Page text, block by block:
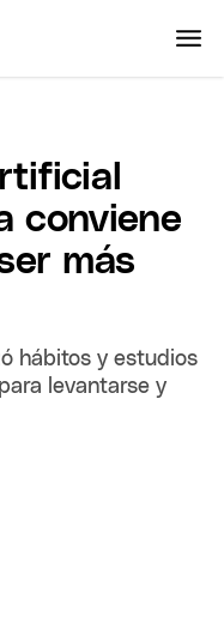
conviene
más
hábitos y estudios
levantarse y